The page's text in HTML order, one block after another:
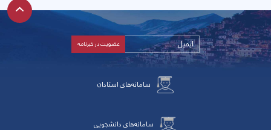
سامانه‌های استادان
سامانه‌های دانشجویی